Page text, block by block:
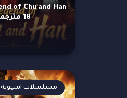
18 مترجمة
مسلسلات اسيوية